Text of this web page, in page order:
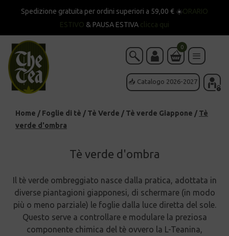
Spedizione gratuita per ordini superiori a 59,00 € ☀️ORARIO
ESTIVO & PAUSA ESTIVA clicca qui
📥 Catalogo 2026-2027
0
Home / Foglie di tè / Tè Verde / Tè verde Giappone / Tè
verde d'ombra
Tè verde d'ombra
Il tè verde ombreggiato nasce dalla pratica, adottata in
diverse piantagioni giapponesi, di schermare (in modo
più o meno parziale) le foglie dalla luce diretta del sole.
Questo serve a controllare e modulare la preziosa
componente chimica del tè ovvero la L-Teanina,